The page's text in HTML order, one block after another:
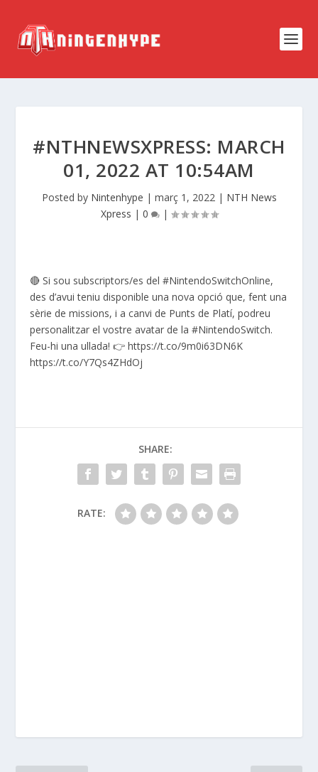
#NTHNEWSXPRESS: MARCH
01, 2022 AT 10:54AM
Posted by Nintenhype | març 1, 2022| NTH News
Xpress | 0 |
🔴 Si sou subscriptors/es del #NintendoSwitchOnline,
des d’avui teniu disponible una nova opció que, fent una
sèrie de missions, i a canvi de Punts de Platí, podreu
personalitzar el vostre avatar de la #NintendoSwitch.
Feu-hi una ullada! 👉 https://t.co/9m0i63DN6K
https://t.co/Y7Qs4ZHdOj
SHARE:
RATE: